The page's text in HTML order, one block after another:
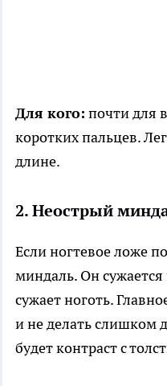
Для кого: почти для
коротких пальцев.
длине.
2. Неострый
Если ногтевое ложе
миндаль. Он
сужает ноготь.
и не делать слишком
будет контраст с